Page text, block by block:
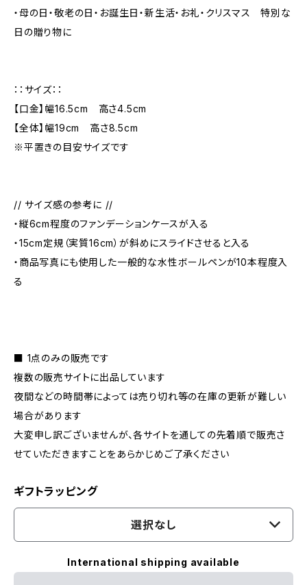
・母の日・敬老の日・お誕生日・新生活・お礼・クリスマス 特別な
日の贈り物に
：：サイズ：：
【口金】幅16.5cm 高さ4.5cm
【全体】幅19cm 高さ8.5cm
※平置きの目安サイズです
// サイズ感の参考に //
・縦6cm程度のファンデーションケースが入る
・15cm定規（実質16cm）が斜めにスライドさせると入る
・商品写真にも使用した一般的な水性ボールペンが10本程度入
る
■ 1点のみの販売です
複数の販売サイトに出品しています
夜間などの時間帯によっては売り切れ等の在庫の更新が難しい
場合があります
大変申し訳ございませんが、各サイトを通しての先着順で販売さ
せていただきますことをあらかじめご了承ください
ギフトラッピング
選択なし
International shipping available